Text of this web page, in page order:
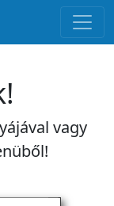
vagy